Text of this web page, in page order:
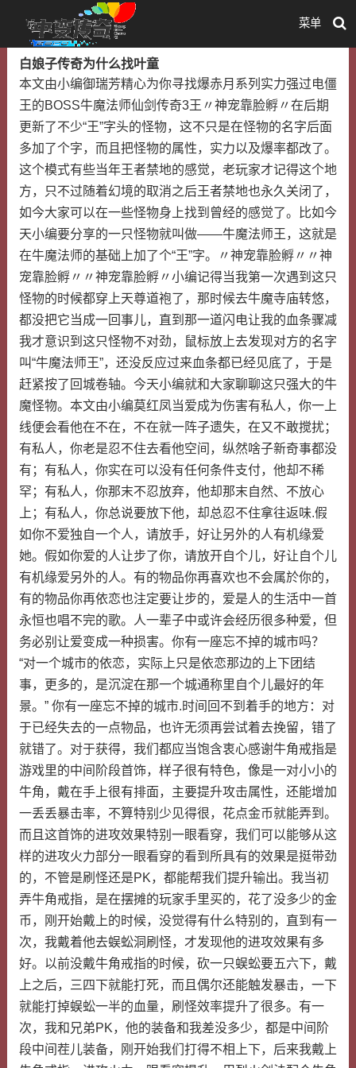
菜单
白娘子传奇为什么找叶童
本文由小编御瑞芳精心为你寻找爆赤月系列实力强过电僵
王的BOSS牛魔法师仙剑传奇3王〃神宠靠脸孵〃在后期
更新了不少“王”字头的怪物，这不只是在怪物的名字后面
多加了个字，而且把怪物的属性，实力以及爆率都改了。
这个模式有些当年王者禁地的感觉，老玩家才记得这个地
方，只不过随着幻境的取消之后王者禁地也永久关闭了，
如今大家可以在一些怪物身上找到曾经的感觉了。比如今
天小编要分享的一只怪物就叫做——牛魔法师王，这就是
在牛魔法师的基础上加了个“王”字。〃神宠靠脸孵〃〃神
宠靠脸孵〃〃神宠靠脸孵〃小编记得当我第一次遇到这只
怪物的时候都穿上天尊道袍了，那时候去牛魔寺庙转悠，
都没把它当成一回事儿，直到那一道闪电让我的血条骤减
我才意识到这只怪物不对劲，鼠标放上去发现对方的名字
叫“牛魔法师王”，还没反应过来血条都已经见底了，于是
赶紧按了回城卷轴。今天小编就和大家聊聊这只强大的牛
魔怪物。本文由小编莫红凤当爱成为伤害有私人，你一上
线便会看他在不在，不在就一阵子遗失，在又不敢搅扰；
有私人，你老是忍不住去看他空间，纵然啥子新奇事都没
有；有私人，你实在可以没有任何条件支付，他却不稀
罕；有私人，你那末不忍放弃，他却那末自然、不放心
上；有私人，你总说要放下他，却总忍不住拿往返味.假
如你不爱独自一个人，请放手，好让另外的人有机缘爱
她。假如你爱的人让步了你，请放开自个儿，好让自个儿
有机缘爱另外的人。有的物品你再喜欢也不会属於你的，
有的物品你再依恋也注定要让步的，爱是人的生活中一首
永恒也唱不完的歌。人一辈子中或许会经历很多种爱，但
务必别让爱变成一种损害。你有一座忘不掉的城市吗？
“对一个城市的依恋，实际上只是依恋那边的上下团结
事，更多的，是沉淀在那一个城通称里自个儿最好的年
景。” 你有一座忘不掉的城市.时间回不到着手的地方：对
于已经失去的一点物品，也许无须再尝试着去挽留，错了
就错了。对于获得，我们都应当饱含衷心感谢牛角戒指是
游戏里的中间阶段首饰，样子很有特色，像是一对小小的
牛角，戴在手上很有排面，主要提升攻击属性，还能增加
一丢丢暴击率，不算特别少见得很，花点金币就能弄到。
而且这首饰的进攻效果特别一眼看穿，我们可以能够从这
样的进攻火力部分一眼看穿的看到所具有的效果是挺带劲
的，不管是刷怪还是PK，都能帮我们提升输出。我当初
弄牛角戒指，是在摆摊的玩家手里买的，花了没多少的金
币，刚开始戴上的时候，没觉得有什么特别的，直到有一
次，我戴着他去蜈蚣洞刷怪，才发现他的进攻效果有多
好。以前没戴牛角戒指的时候，砍一只蜈蚣要五六下，戴
上之后，三四下就能打死，而且偶尔还能触发暴击，一下
就能打掉蜈蚣一半的血量，刷怪效率提升了很多。有一
次，我和兄弟PK，他的装备和我差没多少，都是中间阶
段中间茬儿装备，刚开始我们打得不相上下，后来我戴上